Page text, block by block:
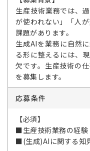
生産技術業務では、
が使われない」「人
課題があります。
生成AIを業務に自然
る形に整えるには、
欠です。生産技術の
を募集します。
応募条件
【必須】
■生産技術業務の経験
■(生成)AIに関する知